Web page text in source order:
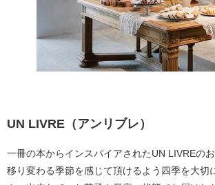
UN LIVRE（アンリブレ）
一冊の本からインスパイアされたUN LIVREのお
移り変わる季節を感じて頂けるよう四季を大切